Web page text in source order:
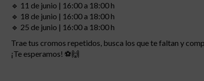
🔹 11 de junio | 16:00 a 18:00 h
🔹 18 de junio | 16:00 a 18:00 h
🔹 25 de junio | 16:00 a 18:00 h
Trae tus cromos repetidos, busca los que te faltan y
¡Te esperamos! ⚽🙌